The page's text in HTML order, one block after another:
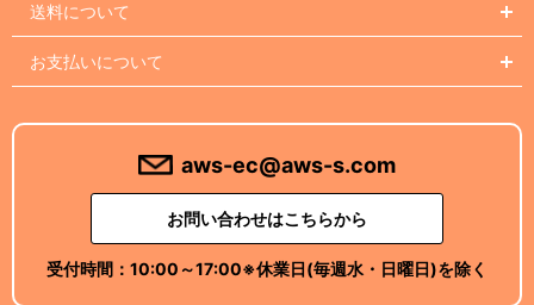
送料について
お支払いについて
aws-ec@aws-s.com
お問い合わせはこちらから
受付時間： 10:00～17:00※休業日(毎週水・日曜日)を除く